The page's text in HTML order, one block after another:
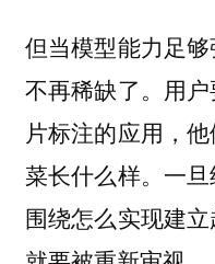
但当模型能力足
不再稀缺了。用
片标注的应用，
菜长什么样。一
围绕怎么实现建